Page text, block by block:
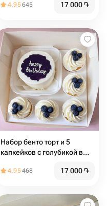
сливочным кремом (2 шт)
4.95645 17 000֏
Набор бенто торт и 5
капкейков с голубикой в
4.95468 17 000֏